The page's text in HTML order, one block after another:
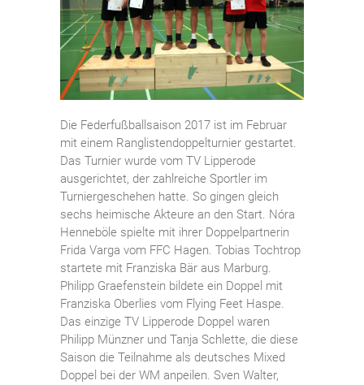
Die Federfußballsaison 2017 ist im Februar
mit einem Ranglistendoppelturnier gestartet.
Das Turnier wurde vom TV Lipperode
ausgerichtet, der zahlreiche Sportler im
Turniergeschehen hatte. So gingen gleich
sechs heimische Akteure an den Start. Nóra
Henneböle spielte mit ihrer Doppelpartnerin
Frida Varga vom FFC Hagen. Tobias Tochtrop
startete mit Franziska Bär aus Marburg.
Philipp Graefenstein bildete ein Doppel mit
Franziska Oberlies vom Flying Feet Haspe.
Das einzige TV Lipperode Doppel waren
Philipp Münzner und Tanja Schlette, die diese
Saison die Teilnahme als deutsches Mixed
Doppel bei der WM anpeilen. Sven Walter,